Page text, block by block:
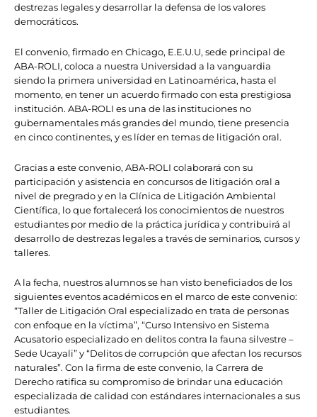
destrezas legales y desarrollar la defensa de los valores
democráticos.
El convenio, firmado en Chicago, E.E.U.U, sede principal de
ABA-ROLI, coloca a nuestra Universidad a la vanguardia
siendo la primera universidad en Latinoamérica, hasta el
momento, en tener un acuerdo firmado con esta prestigiosa
institución. ABA-ROLI es una de las instituciones no
gubernamentales más grandes del mundo, tiene presencia
en cinco continentes, y es líder en temas de litigación oral.
Gracias a este convenio, ABA-ROLI colaborará con su
participación y asistencia en concursos de litigación oral a
nivel de pregrado y en la Clínica de Litigación Ambiental
Científica, lo que fortalecerá los conocimientos de nuestros
estudiantes por medio de la práctica jurídica y contribuirá al
desarrollo de destrezas legales a través de seminarios, cursos y
talleres.
A la fecha, nuestros alumnos se han visto beneficiados de los
siguientes eventos académicos en el marco de este convenio:
“Taller de Litigación Oral especializado en trata de personas
con enfoque en la víctima”, “Curso Intensivo en Sistema
Acusatorio especializado en delitos contra la fauna silvestre –
Sede Ucayali” y “Delitos de corrupción que afectan los recursos
naturales”. Con la firma de este convenio, la Carrera de
Derecho ratifica su compromiso de brindar una educación
especializada de calidad con estándares internacionales a sus
estudiantes.